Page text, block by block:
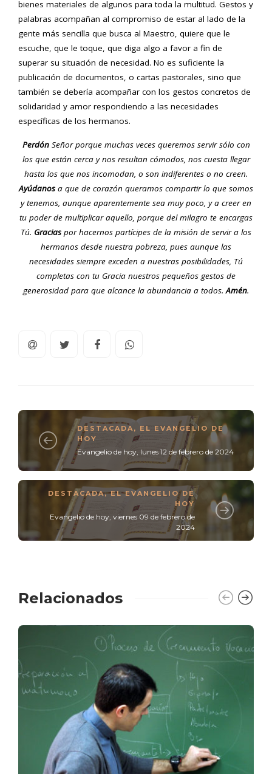
bienes materiales de algunos para toda la multitud. Gestos y
palabras acompañan al compromiso de estar al lado de la
gente más sencilla que busca al Maestro, quiere que le
escuche, que le toque, que diga algo a favor a fin de
superar su situación de necesidad. No es suficiente la
publicación de documentos, o cartas pastorales, sino que
también se debería acompañar con los gestos concretos de
solidaridad y amor respondiendo a las necesidades
específicas de los hermanos.
PerdónSeñor porque muchas veces queremos servir sólo con
los que están cerca y nos resultan cómodos, nos cuesta llegar
hasta los que nos incomodan, o son indiferentes o no creen.
Ayúdanos a que de corazón queramos compartir lo que somos
y tenemos, aunque aparentemente sea muy poco, y a creer en
tu poder de multiplicar aquello, porque del milagro te encargas
Tú. Gracias por hacernos partícipes de la misión de servir a los
hermanos desde nuestra pobreza, pues aunque las
necesidades siempre exceden a nuestras posibilidades, Tú
completas con tu Gracia nuestros pequeños gestos de
generosidad para que alcance la abundancia a todos.Amén.
DESTACADA, EL EVANGELIO DE
HOY
Evangelio de hoy, lunes 12 de febrero de 2024
DESTACADA,EL EVANGELIO DE
HOY
Evangelio de hoy, viernes 09 de febrero de
2024
Relacionados